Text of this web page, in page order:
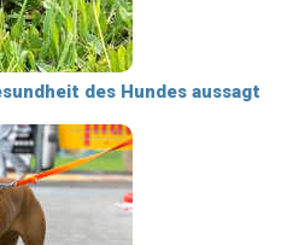
des Hundes aussagt